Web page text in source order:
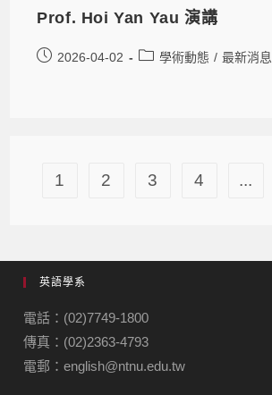
Prof. Hoi Yan Yau 演講
2026-04-02 學術動態 / 最新消息
1 2 3 4 ...
英語學系
電話：(02)7749-1800
傳真：(02)2363-4793
電郵：english@ntnu.edu.tw